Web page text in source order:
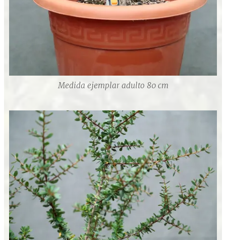
Medida ejemplar adulto 80 cm